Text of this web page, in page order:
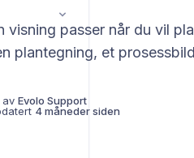
visning passer når du vil
plantegning, et
av Evolo Support
4 måneder siden